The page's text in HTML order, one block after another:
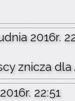
2016r.
znicza dla
22:51